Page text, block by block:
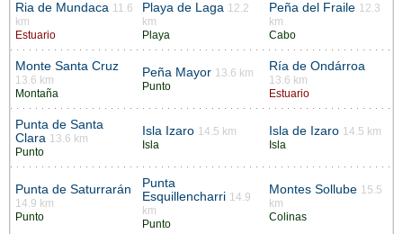
Ria de Mundaca 11.6
km
Estuario
Playa de Laga 12.2
km
Playa
Peña del Fraile 12.3
km
Cabo
Monte Santa Cruz
13.6 km
Montaña
Peña Mayor 13.6 km
Punto
Ría de Ondárroa
13.6 km
Estuario
Punta de Santa
Clara 13.6 km
Punto
Isla Izaro 14.5 km
Isla
Isla de Izaro 14.5 km
Isla
Punta de Saturrarán
14.9 km
Punto
Punta
Esquillencharri 14.9
km
Punto
Montes Sollube 15.5
km
Colinas